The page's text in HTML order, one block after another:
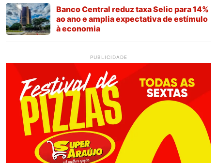
Banco Central reduz taxa Selic para 14%
ao ano e amplia expectativa de estímulo
à economia
PUBLICIDADE